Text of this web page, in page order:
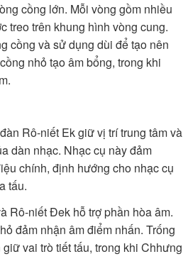
cồng lớn. Mỗi vòng gồm nhiều
treo trên khung hình vòng cung.
cồng và sử dụng dùi để tạo nên
nhỏ tạo âm bổng, trong khi
Rô-niết Ek giữ vị trí trung tâm và
dàn nhạc. Nhạc cụ này đảm
chính, định hướng cho nhạc cụ
tấu.
Rô-niết Đek hỗ trợ phần hòa âm.
đảm nhận âm điểm nhấn. Trống
vai trò tiết tấu, trong khi Chhưng